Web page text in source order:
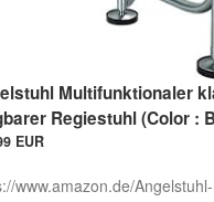
Multifunktionaler
Regiestuhl (Color :
EUR
www.amazon.de/